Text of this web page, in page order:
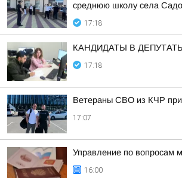
среднюю школу села
17:18
КАНДИДАТЫ В
17:18
Ветераны СВО из КЧР
17:07
Управление по вопросам
16:00